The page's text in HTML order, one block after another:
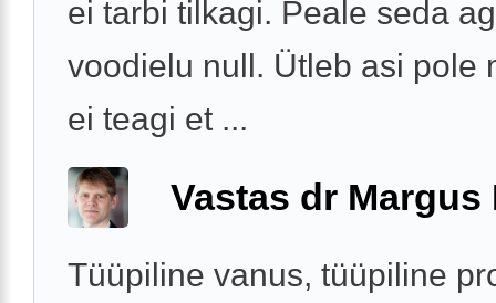
ei tarbi tilkagi. Peale seda
voodielu null. Ütleb asi pole
ei teagi et ...
Vastas dr Margus
Tüüpiline vanus, tüüpiline